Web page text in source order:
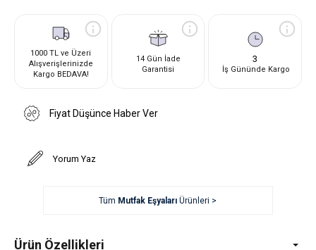
1000 TL ve Üzeri
Alışverişlerinizde
Kargo BEDAVA!
14 Gün İade
Garantisi
3
İş Gününde Kargo
Fiyat Düşünce Haber Ver
Yorum Yaz
Tüm Mutfak Eşyaları Ürünleri >
Ürün Özellikleri